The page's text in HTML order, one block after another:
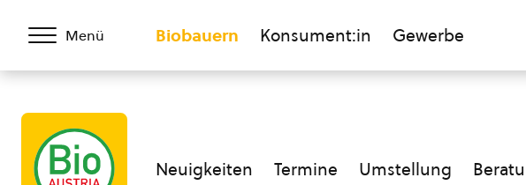
Menü Biobauern Konsument:in Gewerbe
Neuigkeiten Termine Umstellung